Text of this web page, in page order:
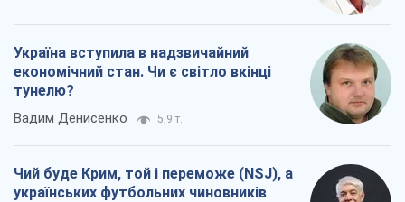
Україна вступила в надзвичайний
економічний стан. Чи є світло вкінці
тунелю?
Вадим Денисенко 5,9 т.
Чий буде Крим, той і переможе (NSJ), а
українських футбольних чиновників